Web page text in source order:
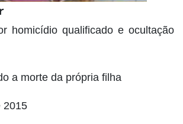
homicídio qualificado e ocultação
a morte da própria filha
2015